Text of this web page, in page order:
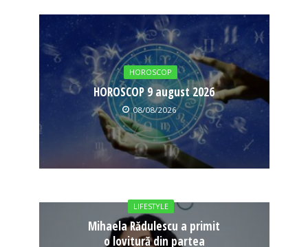
HOROSCOP
HOROSCOP 9 august 2026
08/08/2026
LIFESTYLE
Mihaela Rădulescu a primit
o lovitură din partea